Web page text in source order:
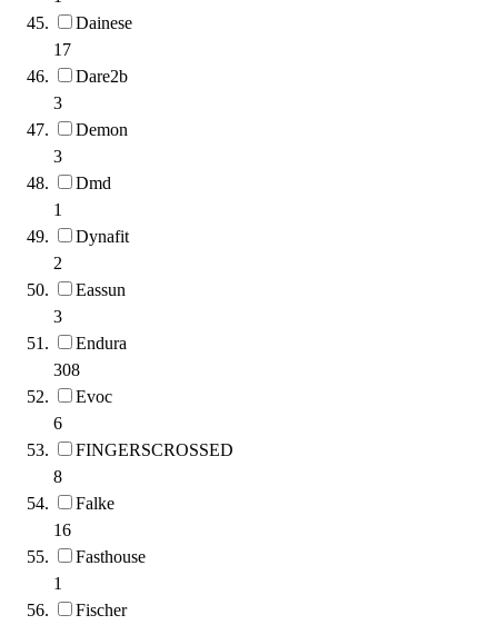
Dainese
17
Dare2b
3
Demon
3
Dmd
1
Dynafit
2
Eassun
3
Endura
308
Evoc
6
FINGERSCROSSED
8
Falke
16
Fasthouse
1
Fischer